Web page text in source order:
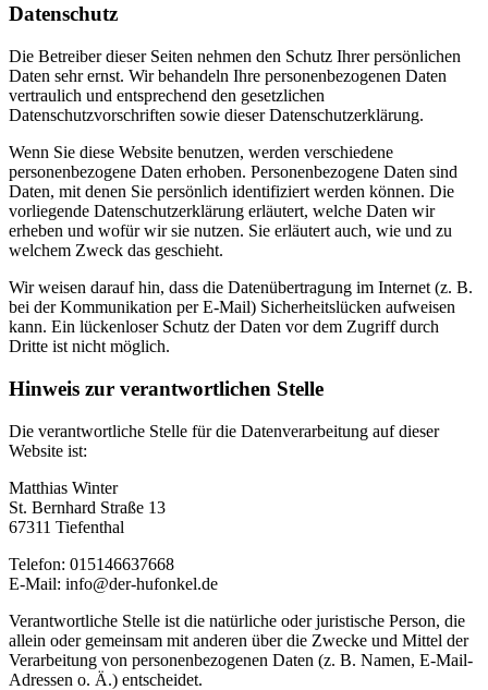
Datenschutz
Die Betreiber dieser Seiten nehmen den Schutz Ihrer persönlichen
Daten sehr ernst. Wir behandeln Ihre personenbezogenen Daten
vertraulich und entsprechend den gesetzlichen
Datenschutzvorschriften sowie dieser Datenschutzerklärung.
Wenn Sie diese Website benutzen, werden verschiedene
personenbezogene Daten erhoben. Personenbezogene Daten sind
Daten, mit denen Sie persönlich identifiziert werden können. Die
vorliegende Datenschutzerklärung erläutert, welche Daten wir
erheben und wofür wir sie nutzen. Sie erläutert auch, wie und zu
welchem Zweck das geschieht.
Wir weisen darauf hin, dass die Datenübertragung im Internet (z. B.
bei der Kommunikation per E-Mail) Sicherheitslücken aufweisen
kann. Ein lückenloser Schutz der Daten vor dem Zugriff durch
Dritte ist nicht möglich.
Hinweis zur verantwortlichen Stelle
Die verantwortliche Stelle für die Datenverarbeitung auf dieser
Website ist:
Matthias Winter
St. Bernhard Straße 13
67311 Tiefenthal
Telefon: 015146637668
E-Mail: info@der-hufonkel.de
Verantwortliche Stelle ist die natürliche oder juristische Person, die
allein oder gemeinsam mit anderen über die Zwecke und Mittel der
Verarbeitung von personenbezogenen Daten (z. B. Namen, E-Mail-
Adressen o. Ä.) entscheidet.